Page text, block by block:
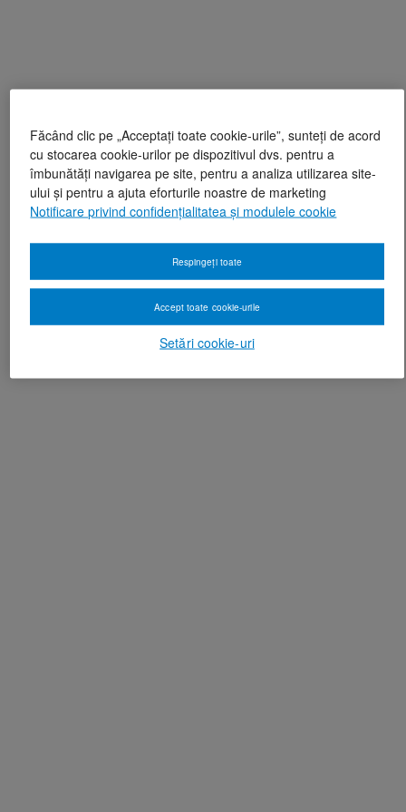
Făcând clic pe „Acceptați toate cookie-urile”, sunteți de acord
cu stocarea cookie-urilor pe dispozitivul dvs. pentru a
îmbunătăți navigarea pe site, pentru a analiza utilizarea site-
ului și pentru a ajuta eforturile noastre de marketing
Notificare privind confidențialitatea și modulele cookie
Setări cookie-uri
Respingeți toate
Accept toate cookie-urile